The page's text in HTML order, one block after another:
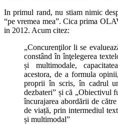
In primul rand, nu stiam nimic
“pe vremea mea”. Cica prima
in 2012. Acum citez:
„Concurenţilor li se
constând în înţelegerea
și multimodale,
acestora, de a formula
proprii în scris, în cadrul
dezbateri” și că „Obiectivul
încurajarea abordării de
de viață, prin intermediul
și multimodal”